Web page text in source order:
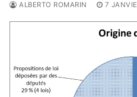
ALBERTO ROMARIN 7